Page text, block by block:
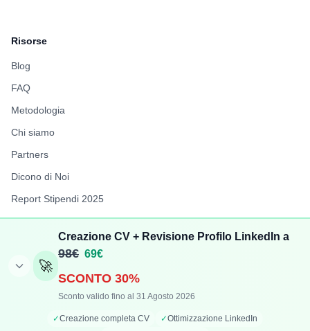
🚀
Creazione CV + Revisione Profilo LinkedIn a
98€ 69€
SCONTO 30%
Sconto valido fino al 31 Agosto 2026
✓Creazione completa CV ✓Ottimizzazione LinkedIn
Risorse
Blog
FAQ
Metodologia
Chi siamo
Partners
Dicono di Noi
Report Stipendi 2025
FuffAnnuncio
TechCompenso. Tutti i diritti riservati. | P.IVA: